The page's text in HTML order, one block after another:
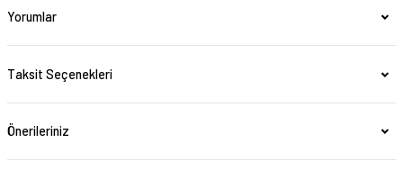
Yorumlar
Taksit Seçenekleri
Önerileriniz